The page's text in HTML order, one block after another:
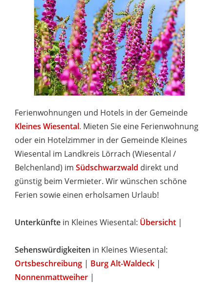
Ferienwohnungen und Hotels in der Gemeinde
Kleines Wiesental. Mieten Sie eine Ferienwohnung
oder ein Hotelzimmer in der Gemeinde Kleines
Wiesental im Landkreis Lörrach (Wiesental /
Belchenland) im Südschwarzwald direkt und
günstig beim Vermieter. Wir wünschen schöne
Ferien sowie einen erholsamen Urlaub!
Unterkünfte in Kleines Wiesental: Übersicht |
Sehenswürdigkeiten in Kleines Wiesental:
Ortsbeschreibung | Burg Alt-Waldeck |
Nonnenmattweiher |